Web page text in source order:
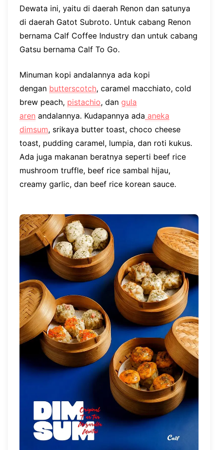
Dewata ini, yaitu di daerah Renon dan satunya
di daerah Gatot Subroto. Untuk cabang Renon
bernama Calf Coffee Industry dan untuk cabang
Gatsu bernama Calf To Go.
Minuman kopi andalannya ada kopi
dengan butterscotch, caramel macchiato, cold
brew peach, pistachio, dan gula
aren andalannya. Kudapannya ada aneka
dimsum, srikaya butter toast, choco cheese
toast, pudding caramel, lumpia, dan roti kukus.
Ada juga makanan beratnya seperti beef rice
mushroom truffle, beef rice sambal hijau,
creamy garlic, dan beef rice korean sauce.